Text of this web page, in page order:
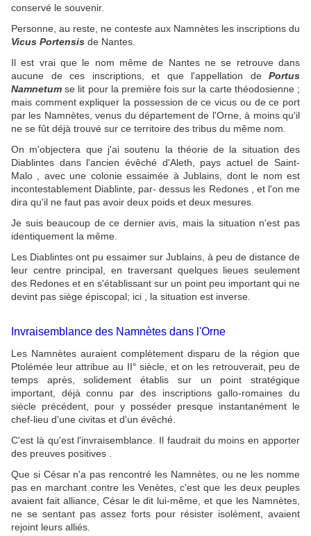
conservé le souvenir.
Personne, au reste, ne conteste aux Namnètes les inscriptions du
Vicus Portensis de Nantes.
Il est vrai que le nom même de Nantes ne se retrouve dans
aucune de ces inscriptions, et que l'appellation de Portus
Namnetum se lit pour la première fois sur la carte théodosienne ;
mais comment expliquer la possession de ce vicus ou de ce port
par les Namnètes, venus du département de l'Orne, à moins qu'il
ne se fût déjà trouvé sur ce territoire des tribus du même nom.
On m'objectera que j'ai soutenu la théorie de la situation des
Diablintes dans l'ancien évêché d'Aleth, pays actuel de Saint-
Malo , avec une colonie essaimée à Jublains, dont le nom est
incontestablement Diablinte, par- dessus les Redones , et l'on me
dira qu'il ne faut pas avoir deux poids et deux mesures.
Je suis beaucoup de ce dernier avis, mais la situation n'est pas
identiquement la même.
Les Diablintes ont pu essaimer sur Jublains, à peu de distance de
leur centre principal, en traversant quelques lieues seulement
des Redones et en s'établissant sur un point peu important qui ne
devint pas siège épiscopal; ici , la situation est inverse.
Invraisemblance des Namnètes dans l'Orne
Les Namnètes auraient complètement disparu de la région que
Ptolémée leur attribue au II° siècle, et on les retrouverait, peu de
temps après, solidement établis sur un point stratégique
important, déjà connu par des inscriptions gallo-romaines du
siècle précédent, pour y posséder presque instantanément le
chef-lieu d'une civitas et d'un évêché.
C'est là qu'est l'invraisemblance. Il faudrait du moins en apporter
des preuves positives .
Que si César n'a pas rencontré les Namnètes, ou ne les nomme
pas en marchant contre les Venètes, c'est que les deux peuples
avaient fait alliance, César le dit lui-même, et que les Namnètes,
ne se sentant pas assez forts pour résister isolément, avaient
rejoint leurs alliés.